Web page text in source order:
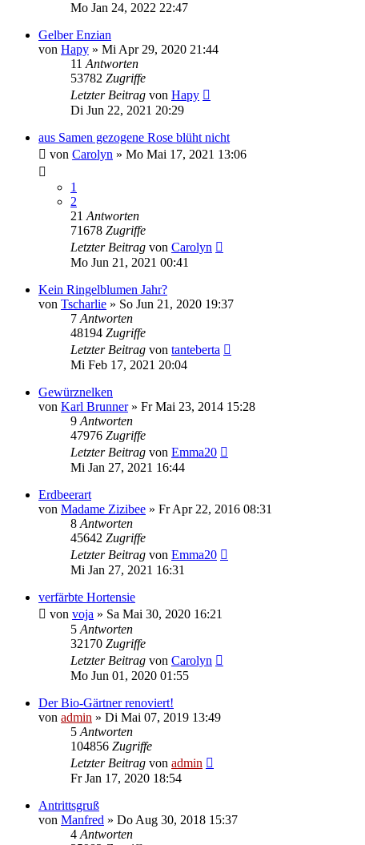
Mo Jan 24, 2022 22:47
Gelber Enzian
von Hapy » Mi Apr 29, 2020 21:44
11 Antworten
53782 Zugriffe
Letzter Beitrag von Hapy
Di Jun 22, 2021 20:29
aus Samen gezogene Rose blüht nicht
von Carolyn » Mo Mai 17, 2021 13:06
1
2
21 Antworten
71678 Zugriffe
Letzter Beitrag von Carolyn
Mo Jun 21, 2021 00:41
Kein Ringelblumen Jahr?
von Tscharlie » So Jun 21, 2020 19:37
7 Antworten
48194 Zugriffe
Letzter Beitrag von tanteberta
Mi Feb 17, 2021 20:04
Gewürznelken
von Karl Brunner» Fr Mai 23, 2014 15:28
9 Antworten
47976 Zugriffe
Letzter Beitrag von Emma20
Mi Jan 27, 2021 16:44
Erdbeerart
von Madame Zizibee » Fr Apr 22, 2016 08:31
8 Antworten
45642 Zugriffe
Letzter Beitrag von Emma20
Mi Jan 27, 2021 16:31
verfärbte Hortensie
von voja » Sa Mai 30, 2020 16:21
5 Antworten
32170 Zugriffe
Letzter Beitrag von Carolyn
Mo Jun 01, 2020 01:55
Der Bio-Gärtner renoviert!
von admin » Di Mai 07, 2019 13:49
5 Antworten
104856 Zugriffe
Letzter Beitrag von admin
Fr Jan 17, 2020 18:54
Antrittsgruß
von Manfred » Do Aug 30, 2018 15:37
4 Antworten